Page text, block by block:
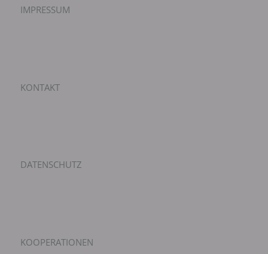
IMPRESSUM
KONTAKT
DATENSCHUTZ
KOOPERATIONEN